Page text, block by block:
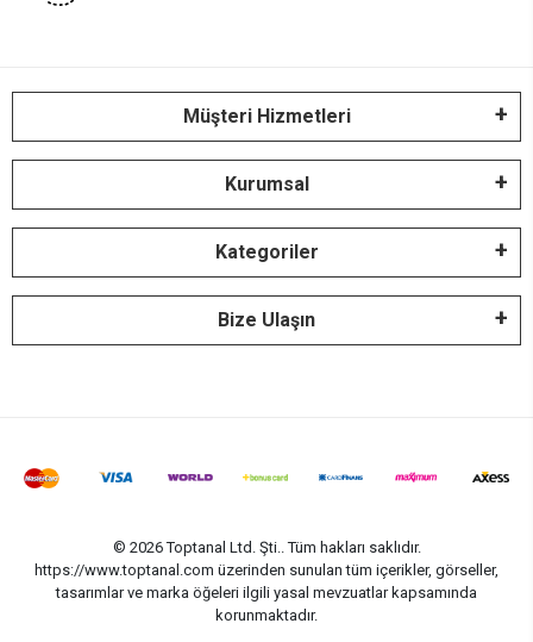
Müşteri Hizmetleri
Kurumsal
Kategoriler
Bize Ulaşın
© 2026 Toptanal Ltd. Şti.. Tüm hakları saklıdır.
https://www.toptanal.com üzerinden sunulan tüm içerikler, görseller,
tasarımlar ve marka öğeleri ilgili yasal mevzuatlar kapsamında
korunmaktadır.